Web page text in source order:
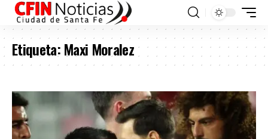
Etiqueta:Maxi Moralez